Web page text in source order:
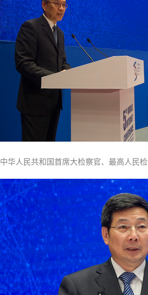
中华人民共和国首席大检察官、最高人民